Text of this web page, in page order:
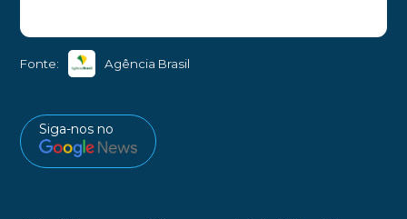
Fonte: Agência Brasil
Siga-nos no